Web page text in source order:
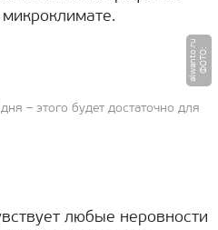
Ф
О
Т
О
:
a
l
w
a
n
t
o.
r
u
– этого будет достаточно для
любые неровности